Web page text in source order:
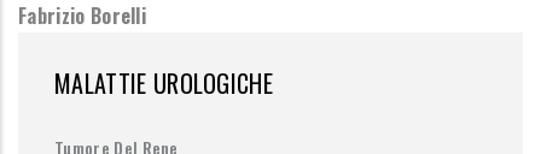
Fabrizio Borelli
MALATTIE UROLOGICHE
Tumore Del Rene